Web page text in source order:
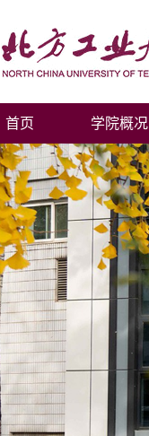
首页 学院概况